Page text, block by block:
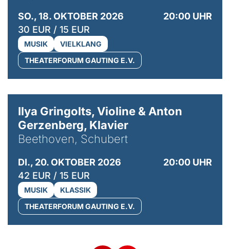
SO., 18. OKTOBER 2026
20:00 UHR
30 EUR / 15 EUR
MUSIK
VIELKLANG
THEATERFORUM GAUTING E.V.
Ilya Gringolts, Violine & Anton
Gerzenberg, Klavier
Beethoven, Schubert
DI., 20. OKTOBER 2026
20:00 UHR
42 EUR / 15 EUR
MUSIK
KLASSIK
THEATERFORUM GAUTING E.V.